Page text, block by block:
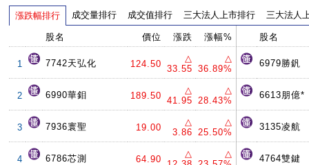
漲跌幅排行 成交量排行 成交值排行 三大法人上市排行 三大法人
股名 價位 漲跌 漲幅%
1 7742天弘化 124.50
△
33.55
△
36.89%
2 6990華鉬 189.50
△
41.95
△
28.43%
3 7936寰聖 19.00
△
3.86
△
25.50%
4 6786芯測 64.90
△
△
股名
6979勝釩
6613朋億*
3135凌航
4764雙鍵